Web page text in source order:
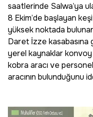
saatlerinde Salwa’ya
8 Ekim’de başlayan
yüksek noktada
Daret İzze kasabasına
yerel kaynaklar konvoy
kobra aracı ve
aracının bulunduğunu